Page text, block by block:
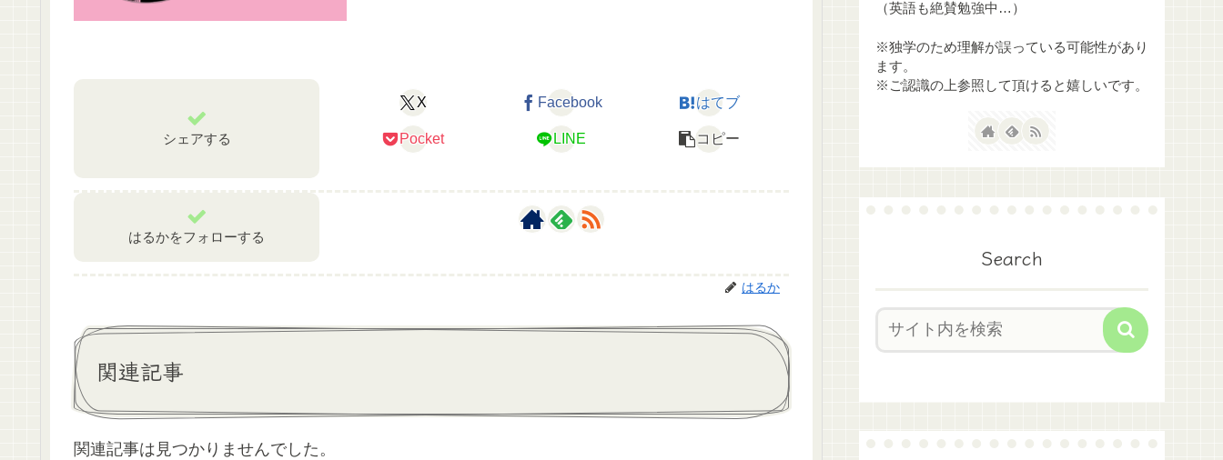
シェアする
X Facebook はてブ
Pocket LINE コピー
はるかをフォローする
はるか
関連記事
関連記事は見つかりませんでした。
（英語も絶賛勉強中…）
※独学のため理解が誤っている可能性があり
ます。
※ご認識の上参照して頂けると嬉しいです。
Search